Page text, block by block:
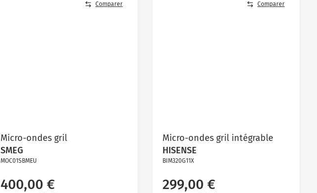
Comparer
Micro-ondes gril
SMEG
MOC01SBMEU
400,00 €
Comparer
Micro-ondes gril intégrable
HISENSE
BIM320G11X
299,00 €